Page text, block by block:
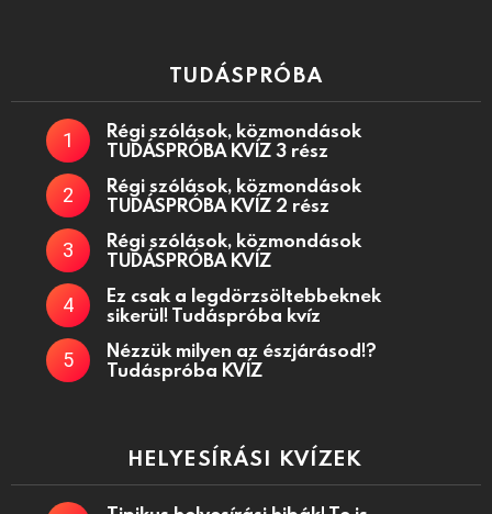
TUDÁSPRÓBA
Régi szólások, közmondások
TUDÁSPRÓBA KVÍZ 3 rész
Régi szólások, közmondások
TUDÁSPRÓBA KVÍZ 2 rész
Régi szólások, közmondások
TUDÁSPRÓBA KVÍZ
Ez csak a legdörzsöltebbeknek
sikerül! Tudáspróba kvíz
Nézzük milyen az észjárásod!?
Tudáspróba KVÍZ
HELYESÍRÁSI KVÍZEK